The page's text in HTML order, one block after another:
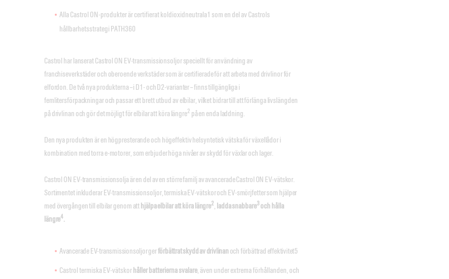
Alla Castrol ON-produkter är certifierat koldioxidneutrala1 som en del av Castrols
hållbarhetsstrategi PATH360
Castrol har lanserat Castrol ON EV-transmissionsoljor speciellt för användning av
franchiseverkstäder och oberoende verkstäder som är certifierade för att arbeta med drivlinor för
elfordon. De två nya produkterna – i D1- och D2-varianter – finns tillgängliga i
femlitersförpackningar och passar ett brett utbud av elbilar, vilket bidrar till att förlänga livslängden
på drivlinan och gör det möjligt för elbilar att köra längre2 på en enda laddning.
Den nya produkten är en högpresterande och högeffektiv helsyntetisk vätska för växellådor i
kombination med torra e-motorer, som erbjuder höga nivåer av skydd för växlar och lager.
Castrol ON EV-transmissionsolja är en del av en större familj av avancerade Castrol ON EV-vätskor.
Sortimentet inkluderar EV-transmissionsoljor, termiska EV-vätskor och EV-smörjfetter som hjälper
med övergången till elbilar genom att hjälpa elbilar att köra längre2 ladda snabbare3 och hålla
längre4.
Avancerade EV-transmissionsoljor gerförbättrat skydd av drivlinan och förbättrad effektivitet5
Castrol termiska EV-vätskor håller batterierna svalare, även under extrema förhållanden, och